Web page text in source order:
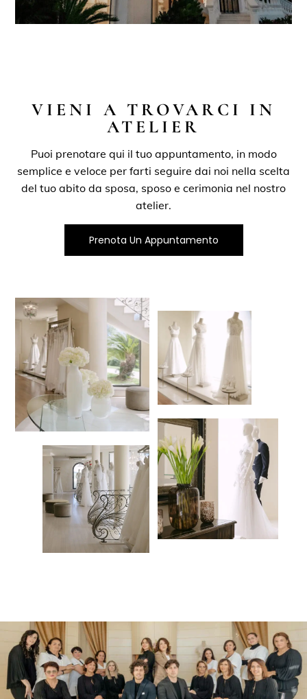
VIENI A TROVARCI IN
ATELIER
Puoi prenotare qui il tuo appuntamento, in modo
semplice e veloce per farti seguire dai noi nella scelta
del tuo abito da sposa, sposo e cerimonia nel nostro
atelier.
Prenota Un Appuntamento